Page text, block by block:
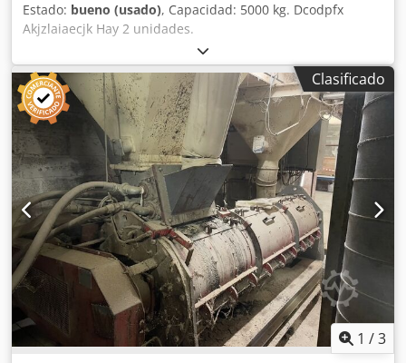
Estado: bueno (usado), Capacidad: 5000 kg. Dcodpfx
Akjzlaiaecjk Hay 2 unidades.
Clasificado
1 /3